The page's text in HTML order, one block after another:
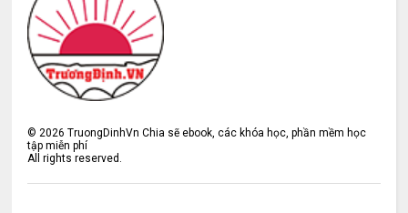
©2026 TruongDinhVn Chia sẽ ebook, các khóa học, phần mềm học
tập miễn phí
All rights reserved.